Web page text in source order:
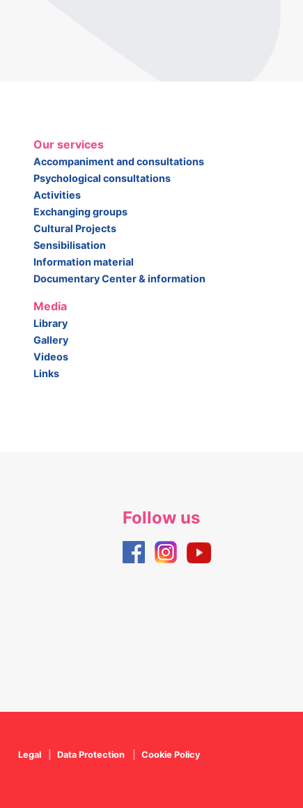
Our services
Accompaniment and consultations
Psychological consultations
Activities
Exchanging groups
Cultural Projects
Sensibilisation
Information material
Documentary Center & information
Media
Library
Gallery
Videos
Links
Follow us
Legal Data Protection Cookie Policy